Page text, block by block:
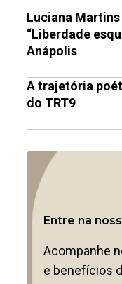
Luciana
“Liberdade
Anápolis
A trajetória
do TRT9
Entre na
Acompanhe
e benefícios